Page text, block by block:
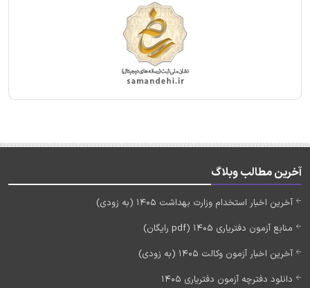
آخرین مطالب وبلاگ
آخرین اخبار استخدام وزارت بهداشت 1405 (به زودی)
منابع آزمون دفتریاری 1405 (pdf رایگان)
آخرین اخبار آزمون وکالت 1405 (به زودی)
دانلود دفترچه آزمون دفتریاری 1405